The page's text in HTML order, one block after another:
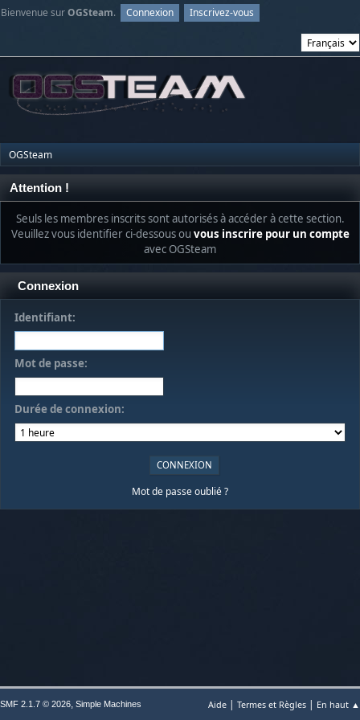
Bienvenue surOGSteam. Connexion Inscrivez-vous
OGSteam
Attention !
Seuls les membres inscrits sont autorisés à accéder à cette section.
Veuillez vous identifier ci-dessous ou vous inscrire pour un compte
avec OGSteam
Connexion
Identifiant:
Mot de passe:
Durée de connexion:
Mot de passe oublié ?
Aide | Termes et Règles | En haut ▲
SMF 2.1.7 © 2026, Simple Machines